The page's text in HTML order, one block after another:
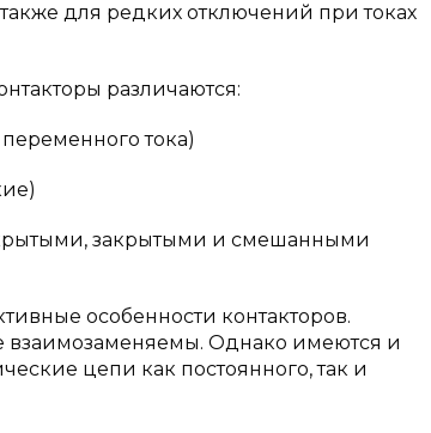
для редких отключений при токах
различаются:
тока)
закрытыми и смешанными
особенности контакторов.
взаимозаменяемы. Однако имеются и
цепи как постоянного, так и